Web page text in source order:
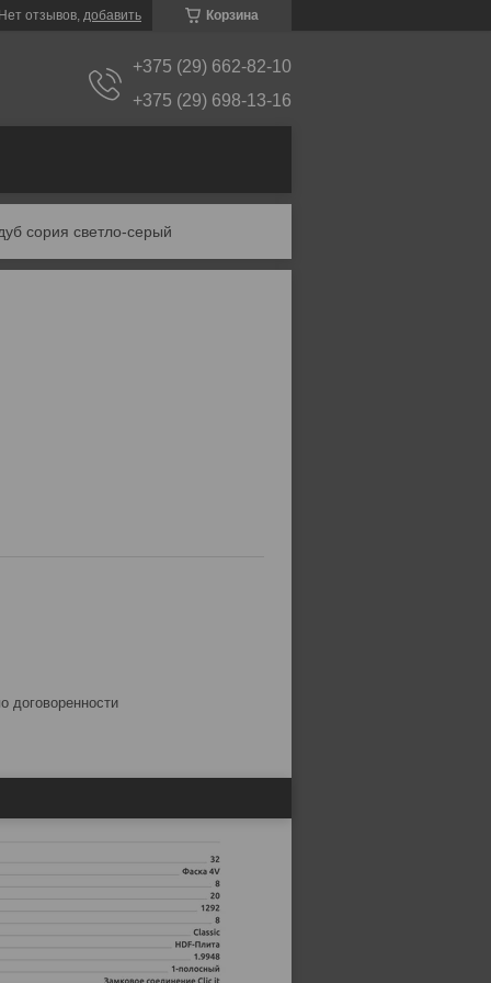
Корзина
отзывов, добавить
+375 (29) 662-82-10
+375 (29) 698-13-16
сория светло-серый
договоренности